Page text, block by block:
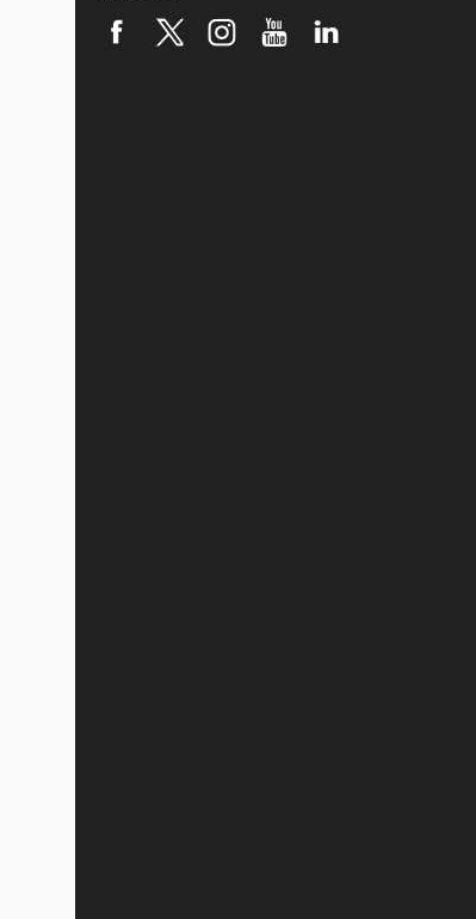
robótica FIRST 2026! (video)